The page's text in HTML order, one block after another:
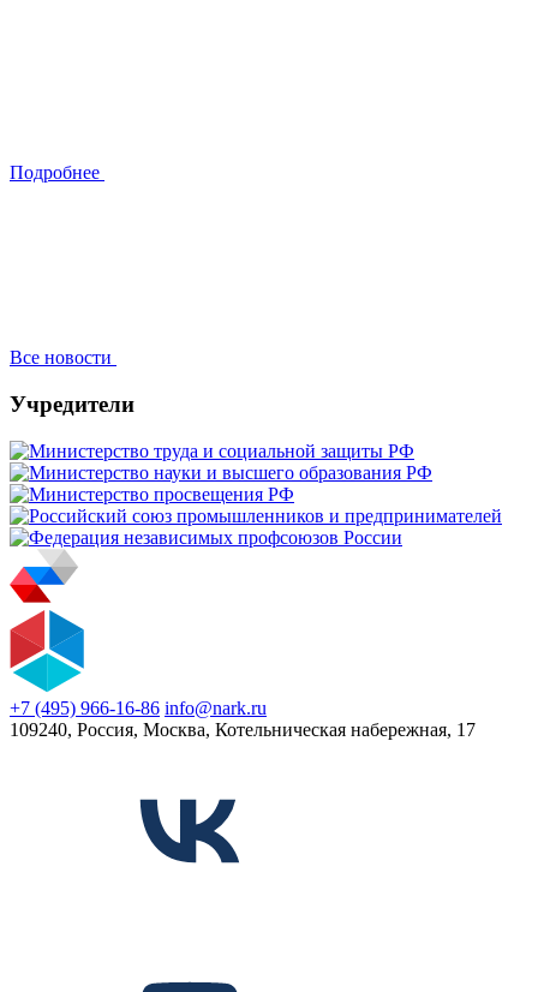
Подробнее
Все новости
Учредители
+7 (495) 966-16-86 info@nark.ru
109240, Россия, Москва, Котельническая набережная, 17